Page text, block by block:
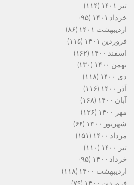
تیر ۱۴۰۱
(۱۱۴)
خرداد ۱۴۰۱
(۹۵)
اردیبهشت ۱۴۰۱
(۸۶)
فروردین ۱۴۰۱
(۱۱۵)
اسفند ۱۴۰۰
(۱۶۲)
بهمن ۱۴۰۰
(۱۳۰)
دی ۱۴۰۰
(۱۱۸)
آذر ۱۴۰۰
(۱۱۶)
آبان ۱۴۰۰
(۱۶۸)
مهر ۱۴۰۰
(۱۲۶)
شهریور ۱۴۰۰
(۶۶)
مرداد ۱۴۰۰
(۱۵۱)
تیر ۱۴۰۰
(۱۱۰)
خرداد ۱۴۰۰
(۹۵)
اردیبهشت ۱۴۰۰
(۱۱۸)
فروردین ۱۴۰۰
(۷۹)